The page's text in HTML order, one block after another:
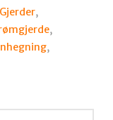
Gjerder,
,
,